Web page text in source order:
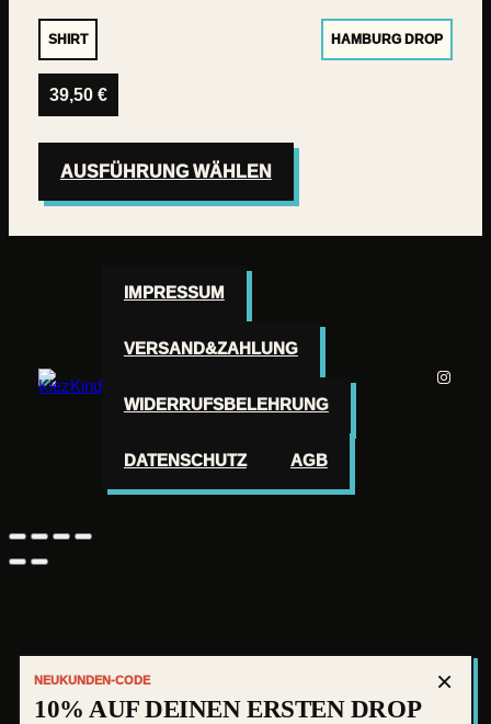
SHIRT HAMBURG DROP
39,50 €
AUSFÜHRUNG WÄHLEN
IMPRESSUM
VERSAND&ZAHLUNG
WIDERRUFSBELEHRUNG
DATENSCHUTZ AGB
×
NEUKUNDEN-CODE
10% AUF DEINEN ERSTEN DROP